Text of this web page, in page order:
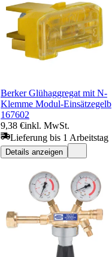
Berker Glühaggregat mit N-
Klemme Modul-Einsätzegelb
167602
9,38 €inkl. MwSt.
Lieferung bis 1 Arbeitstag
Details anzeigen